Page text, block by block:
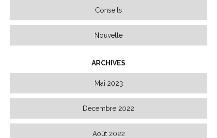
Conseils
Nouvelle
ARCHIVES
Mai 2023
Décembre 2022
Août 2022